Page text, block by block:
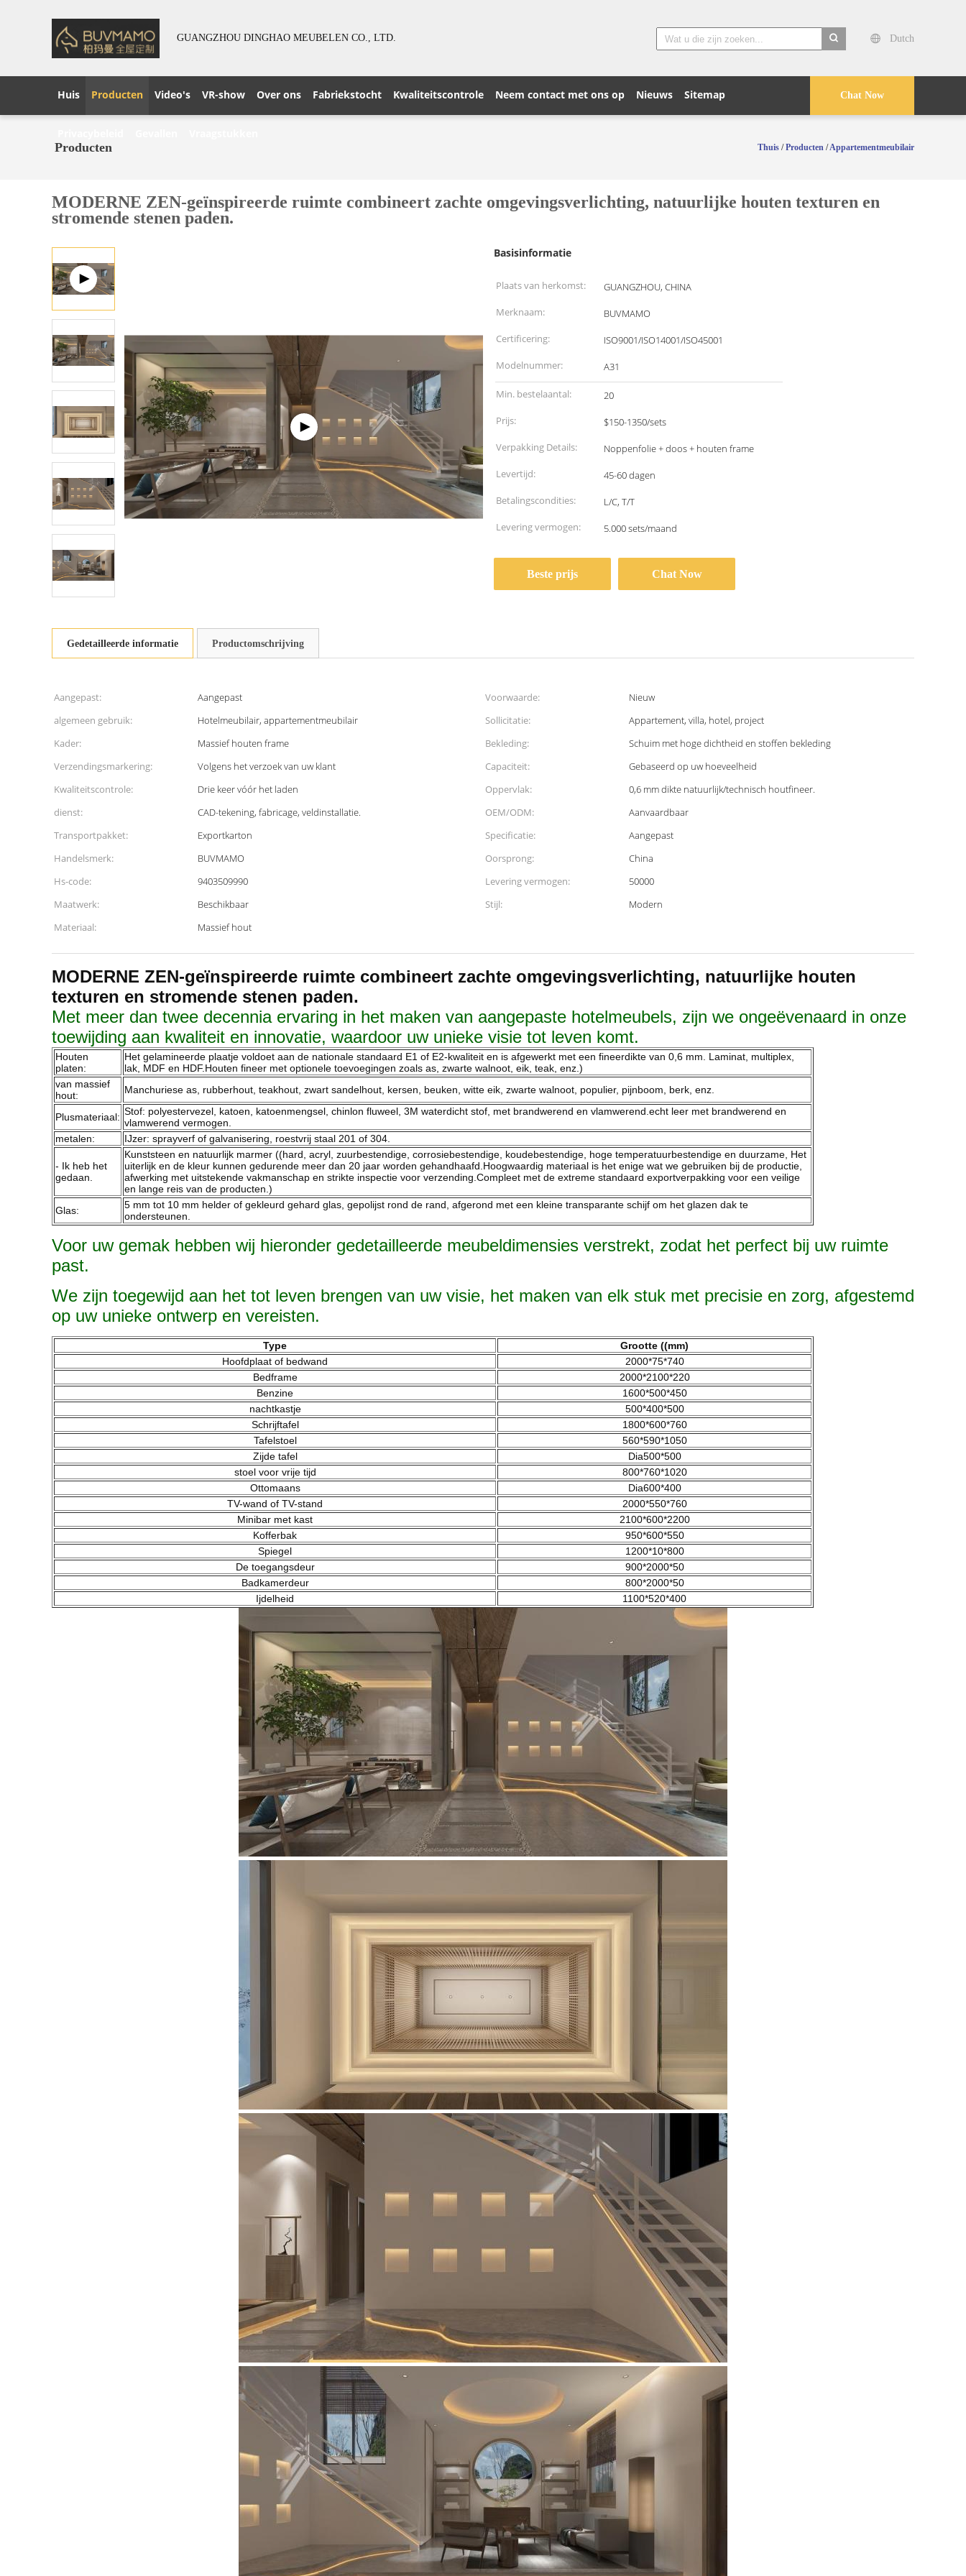
GUANGZHOU DINGHAO MEUBELEN CO., LTD.
Dutch
Chat Now
Huis Producten Video's VR-show Over ons Fabriekstocht Kwaliteitscontrole Neem contact met ons op Nieuws Sitemap
Producten Thuis /Producten /Appartementmeubilair
MODERNE ZEN-geïnspireerde ruimte combineert zachte omgevingsverlichting, natuurlijke houten texturen en
stromende stenen paden.
Basisinformatie
Plaats van herkomst:
GUANGZHOU, CHINA
Merknaam:
BUVMAMO
Certificering:
ISO9001/ISO14001/ISO45001
Modelnummer:
A31
Min. bestelaantal:
20
Prijs:
$150-1350/sets
Verpakking Details:
Noppenfolie + doos + houten frame
Levertijd:
45-60 dagen
Betalingscondities:
L/C, T/T
Levering vermogen:
5.000 sets/maand
Beste prijs Chat Now
Gedetailleerde informatie Productomschrijving
Aangepast: Aangepast Voorwaarde:
Nieuw
algemeen gebruik:
Hotelmeubilair, appartementmeubilair Sollicitatie:
Appartement, villa, hotel, project
Kader:
Massief houten frame Bekleding:
Schuim met hoge dichtheid en stoffen bekleding
Verzendingsmarkering:
Volgens het verzoek van uw klant Capaciteit:
Gebaseerd op uw hoeveelheid
Kwaliteitscontrole:
Drie keer vóór het laden Oppervlak:
0,6 mm dikte natuurlijk/technisch houtfineer.
dienst:
CAD-tekening, fabricage, veldinstallatie. OEM/ODM:
Aanvaardbaar
Transportpakket:
Exportkarton Specificatie:
Aangepast
Handelsmerk:
BUVMAMO Oorsprong:
China
Hs-code:
9403509990 Levering vermogen:
50000
Maatwerk:
Beschikbaar Stijl:
Modern
Materiaal:
Massief hout
MODERNE ZEN-geïnspireerde ruimte combineert zachte omgevingsverlichting, natuurlijke houten
texturen en stromende stenen paden.
Met meer dan twee decennia ervaring in het maken van aangepaste hotelmeubels, zijn we ongeëvenaard in onze
toewijding aan kwaliteit en innovatie, waardoor uw unieke visie tot leven komt.
Houten
platen:
Het gelamineerde plaatje voldoet aan de nationale standaard E1 of E2-kwaliteit en is afgewerkt met een fineerdikte van 0,6 mm. Laminat, multiplex,
lak, MDF en HDF.Houten fineer met optionele toevoegingen zoals as, zwarte walnoot, eik, teak, enz.)
van massief
hout:
Manchuriese as, rubberhout, teakhout, zwart sandelhout, kersen, beuken, witte eik, zwarte walnoot, populier, pijnboom, berk, enz.
Plusmateriaal: Stof: polyestervezel, katoen, katoenmengsel, chinlon fluweel, 3M waterdicht stof, met brandwerend en vlamwerend.echt leer met brandwerend en
vlamwerend vermogen.
metalen:
IJzer: sprayverf of galvanisering, roestvrij staal 201 of 304.
- Ik heb het
gedaan.
Kunststeen en natuurlijk marmer ((hard, acryl, zuurbestendige, corrosiebestendige, koudebestendige, hoge temperatuurbestendige en duurzame, Het
uiterlijk en de kleur kunnen gedurende meer dan 20 jaar worden gehandhaafd.Hoogwaardig materiaal is het enige wat we gebruiken bij de productie,
afwerking met uitstekende vakmanschap en strikte inspectie voor verzending.Compleet met de extreme standaard exportverpakking voor een veilige
en lange reis van de producten.)
Glas:
5 mm tot 10 mm helder of gekleurd gehard glas, gepolijst rond de rand, afgerond met een kleine transparante schijf om het glazen dak te
ondersteunen.
Voor uw gemak hebben wij hieronder gedetailleerde meubeldimensies verstrekt, zodat het perfect bij uw ruimte
past.
We zijn toegewijd aan het tot leven brengen van uw visie, het maken van elk stuk met precisie en zorg, afgestemd
op uw unieke ontwerp en vereisten.
Type
Grootte ((mm)
Hoofdplaat of bedwand
2000*75*740
Bedframe
2000*2100*220
Benzine
1600*500*450
nachtkastje
500*400*500
Schrijftafel
1800*600*760
Tafelstoel
560*590*1050
Zijde tafel
Dia500*500
stoel voor vrije tijd
800*760*1020
Ottomaans
Dia600*400
TV-wand of TV-stand
2000*550*760
Minibar met kast
2100*600*2200
Kofferbak
950*600*550
Spiegel
1200*10*800
De toegangsdeur
900*2000*50
Badkamerdeur
800*2000*50
Ijdelheid
1100*520*400